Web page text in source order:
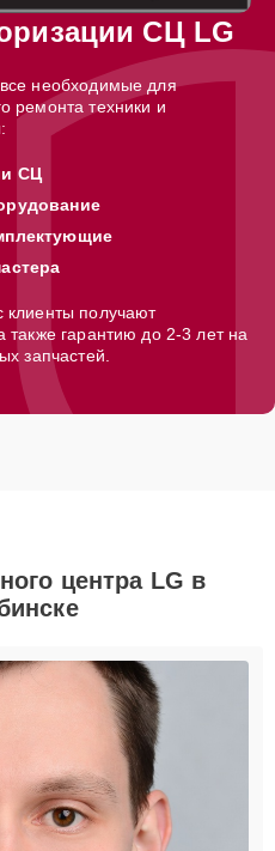
СЦ LG
необходимые для
ремонта техники и
СЦ
получают
также гарантию до 2-3 лет на
запчастей.
центра LG в